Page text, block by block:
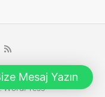
Designed by:
WordPress
Mesaj Yazın